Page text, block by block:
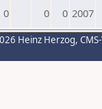
0 0 0 2007
Heinz Herzog,